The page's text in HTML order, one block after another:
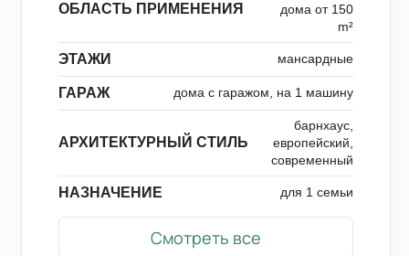
ОБЛАСТЬ ПРИМЕНЕНИЯ
дома от 150
m²
ЭТАЖИ мансардные
ГАРАЖ дома с гаражом, на 1 машину
АРХИТЕКТУРНЫЙ СТИЛЬ
барнхаус,
европейский,
современный
НАЗНАЧЕНИЕ для 1 семьи
Смотреть все